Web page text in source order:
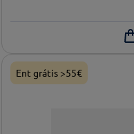
Ent grátis >55€